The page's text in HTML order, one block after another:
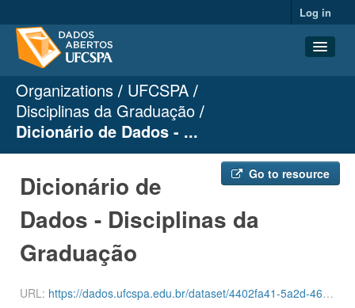
Log in
Datasets
Organizations
Organizations
UFCSPA
Disciplinas da Graduação
Dicionário de Dados - ...
Go to resource
Dicionário de
Dados - Disciplinas da
Graduação
URL: https://dados.ufcspa.edu.br/dataset/4402fa41-5a2d-46ee-a88d-ab5c96fef96b/resource/1a8a464b-9436-49ab-b3f6-e2f75bfc0b97/download/dicionario_disciplinas_graduacao.odt